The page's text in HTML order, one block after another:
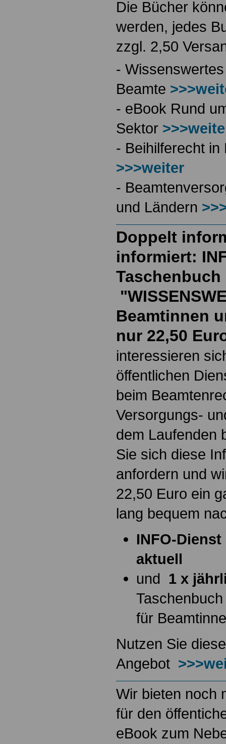
Die Bücher
werden, jedes
zzgl. 2,50
-
Beamte
- eBook Rund
Sektor
- Beihilferecht
>>>weiter
-
und Ländern
Doppelt
informiert:
Taschenbuch
Beamtinnen
nur 22,50
interessieren
öffentlichen
beim
Versorgungs-
dem Laufenden
Sie sich diese
anfordern und
22,50 Euro ein
lang bequem
INFO-
aktuell
und 1 x
Taschenbuch
für
Nutzen Sie
Angebot
Wir bieten noch
für den
eBook zum